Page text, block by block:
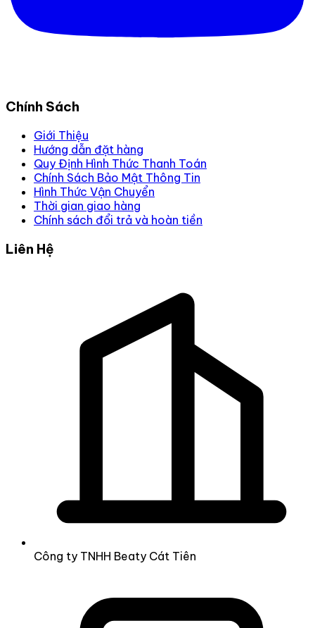
Chính Sách
Giới Thiệu
Hướng dẫn đặt hàng
Quy Định Hình Thức Thanh Toán
Chính Sách Bảo Mật Thông Tin
Hình Thức Vận Chuyển
Thời gian giao hàng
Chính sách đổi trả và hoàn tiền
Liên Hệ
Công ty TNHH Beaty Cát Tiên